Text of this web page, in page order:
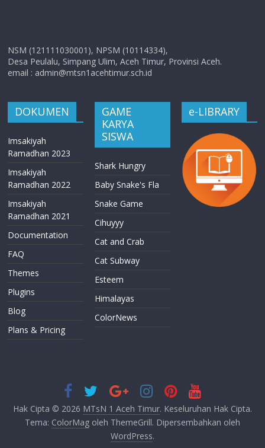
NSM (121111030001), NPSM (10114334),
Desa Peulalu, Simpang Ulim, Aceh Timur, Provinsi Aceh.
email : admin@mtsn1acehtimur.sch.id
DOKUMEN
Imsakiyah
Ramadhan 2023
Imsakiyah
Ramadhan 2022
Imsakiyah
Ramadhan 2021
Documentation
FAQ
Themes
Plugins
Blog
Plans & Pricing
GAME
KARYA
SISWA
Shark Hungry
Baby Snake's Fla
Snake Game
Cihuyyy
Cat and Crab
Cat Subway
Esteem
Himalayas
ColorNews
e-LIBRARY
Hak Cipta © 2026 MTsN 1 Aceh Timur. Keseluruhan Hak Cipta.
Tema: ColorMagoleh ThemeGrill. Dipersembahkan oleh
WordPress.